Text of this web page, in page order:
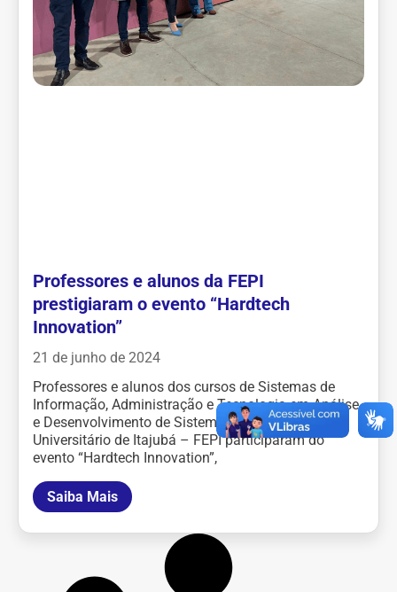
Professores e alunos da FEPI
prestigiaram o evento “Hardtech
Innovation”
21 de junho de 2024
Professores e alunos dos cursos de Sistemas de
Informação, Administração e Tecnologia em Análise
e Desenvolvimento de Sistemas do Centro
Universitário de Itajubá – FEPI participaram do
evento “Hardtech Innovation”,
Saiba Mais